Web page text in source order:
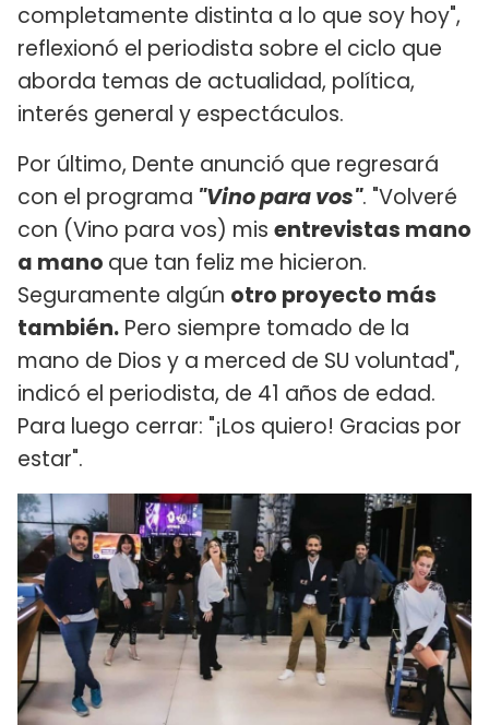
completamente distinta a lo que soy hoy",
reflexionó el periodista sobre el ciclo que
aborda temas de actualidad, política,
interés general y espectáculos.
Por último, Dente anunció que regresará
con el programa "Vino para vos". "Volveré
con (Vino para vos) mis entrevistas mano
a mano que tan feliz me hicieron.
Seguramente algún otro proyecto más
también. Pero siempre tomado de la
mano de Dios y a merced de SU voluntad",
indicó el periodista, de 41 años de edad.
Para luego cerrar: "¡Los quiero! Gracias por
estar".